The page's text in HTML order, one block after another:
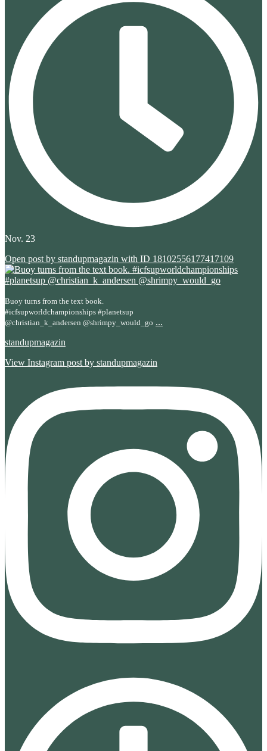
Nov. 23
Open post by standupmagazin with ID 18102556177417109
Buoy turns from the text book.
#icfsupworldchampionships #planetsup
@christian_k_andersen @shrimpy_would_go ...
standupmagazin
View Instagram post by standupmagazin